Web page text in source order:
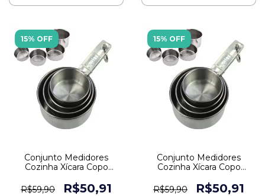
15% OFF
Conjunto Medidores
Cozinha Xícara Copo
R$59,90
R$50,91
15% OFF
Conjunto Medidores
Cozinha Xícara Copo
R$59,90
R$50,91